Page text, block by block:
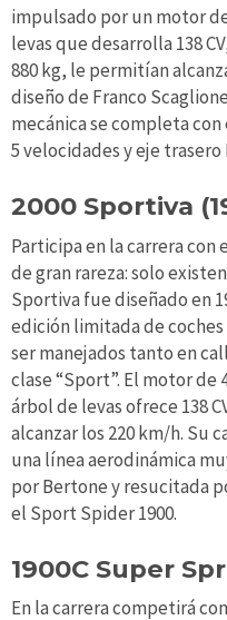
impulsado por un motor
levas que desarrolla 138
880 kg, le permitían
diseño de Franco
mecánica se completa
5 velocidades y eje trasero
2000 Sportiva
Participa en la carrera con
de gran rareza: solo
Sportiva fue diseñado en
edición limitada de
ser manejados tanto en
clase “Sport”. El motor
árbol de levas ofrece 138
alcanzar los 220 km/h. Su
una línea aerodinámica
por Bertone y resucitada
el Sport Spider 1900.
1900C Super
En la carrera competirá